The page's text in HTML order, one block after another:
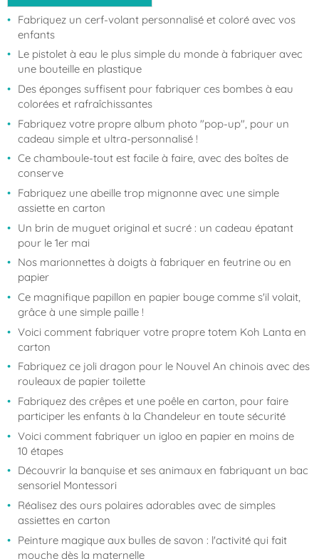
Fabriquez un cerf-volant personnalisé et coloré avec vos
enfants
Le pistolet à eau le plus simple du monde à fabriquer avec
une bouteille en plastique
Des éponges suffisent pour fabriquer ces bombes à eau
colorées et rafraîchissantes
Fabriquez votre propre album photo "pop-up", pour un
cadeau simple et ultra-personnalisé !
Ce chamboule-tout est facile à faire, avec des boîtes de
conserve
Fabriquez une abeille trop mignonne avec une simple
assiette en carton
Un brin de muguet original et sucré : un cadeau épatant
pour le 1er mai
Nos marionnettes à doigts à fabriquer en feutrine ou en
papier
Ce magnifique papillon en papier bouge comme s'il volait,
grâce à une simple paille !
Voici comment fabriquer votre propre totem Koh Lanta en
carton
Fabriquez ce joli dragon pour le Nouvel An chinois avec des
rouleaux de papier toilette
Fabriquez des crêpes et une poêle en carton, pour faire
participer les enfants à la Chandeleur en toute sécurité
Voici comment fabriquer un igloo en papier en moins de
10 étapes
Découvrir la banquise et ses animaux en fabriquant un bac
sensoriel Montessori
Réalisez des ours polaires adorables avec de simples
assiettes en carton
Peinture magique aux bulles de savon : l'activité qui fait
mouche dès la maternelle